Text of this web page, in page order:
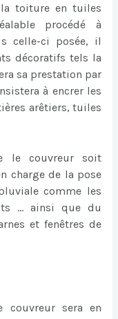
toiture en tuiles
procédé à
celle-ci posée, il
décoratifs tels la
sa prestation par
à encrer les
arêtiers, tuiles
le couvreur soit
charge de la pose
comme les
… ainsi que du
et fenêtres de
couvreur sera en